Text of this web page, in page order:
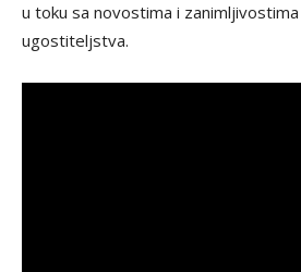
u toku sa novostima i
ugostiteljstva.